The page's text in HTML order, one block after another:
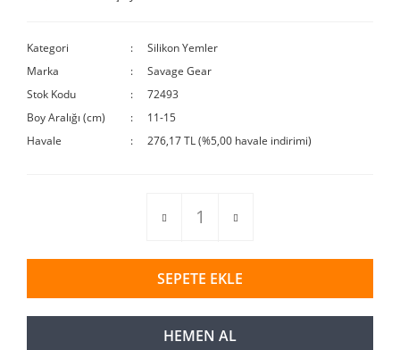
Kategori
Silikon Yemler
Marka
Savage Gear
Stok Kodu
72493
Boy Aralığı (cm)
11-15
Havale
276,17 TL (%5,00 havale indirimi)
SEPETE EKLE
HEMEN AL